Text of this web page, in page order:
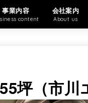
事業内容
content
会社案内
About us
坪（市川